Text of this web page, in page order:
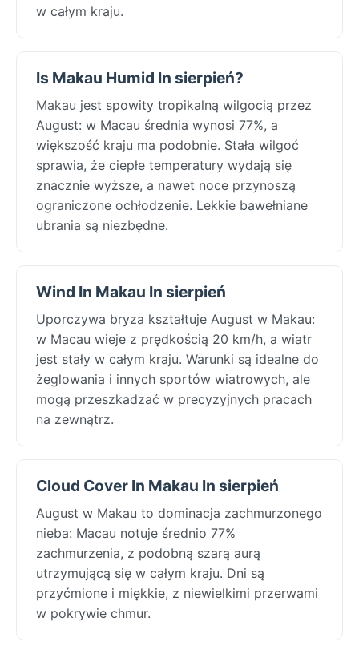
w całym kraju.
Is Makau Humid In sierpień?
Makau jest spowity tropikalną wilgocią przez
August: w Macau średnia wynosi 77%, a
większość kraju ma podobnie. Stała wilgoć
sprawia, że ciepłe temperatury wydają się
znacznie wyższe, a nawet noce przynoszą
ograniczone ochłodzenie. Lekkie bawełniane
ubrania są niezbędne.
Wind In Makau In sierpień
Uporczywa bryza kształtuje August w Makau:
w Macau wieje z prędkością 20 km/h, a wiatr
jest stały w całym kraju. Warunki są idealne do
żeglowania i innych sportów wiatrowych, ale
mogą przeszkadzać w precyzyjnych pracach
na zewnątrz.
Cloud Cover In Makau In sierpień
August w Makau to dominacja zachmurzonego
nieba: Macau notuje średnio 77%
zachmurzenia, z podobną szarą aurą
utrzymującą się w całym kraju. Dni są
przyćmione i miękkie, z niewielkimi przerwami
w pokrywie chmur.